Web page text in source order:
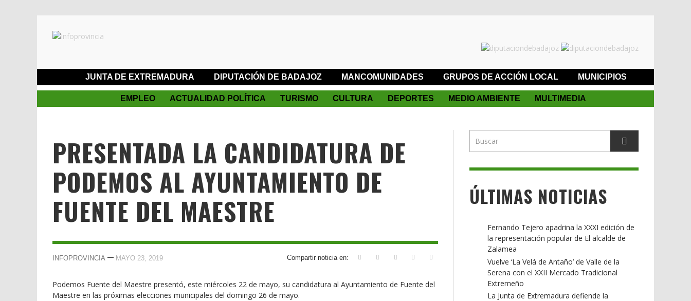
JUNTA DE EXTREMADURA DIPUTACIÓN DE BADAJOZ MANCOMUNIDADES GRUPOS DE ACCIÓN LOCAL MUNICIPIOS
EMPLEO ACTUALIDAD POLÍTICA TURISMO CULTURA DEPORTES MEDIO AMBIENTE MULTIMEDIA
PRESENTADA LA CANDIDATURA DE
PODEMOS AL AYUNTAMIENTO DE
FUENTE DEL MAESTRE
Compartir noticia en:
INFOPROVINCIA — MAYO 23, 2019
Podemos Fuente del Maestre presentó, este miércoles 22 de mayo, su candidatura al Ayuntamiento de Fuente del
Maestre en las próximas elecciones municipales del domingo 26 de mayo.
ÚLTIMAS NOTICIAS
Fernando Tejero apadrina la XXXI edición de
la representación popular de El alcalde de
Zalamea
Vuelve ‘La Velá de Antaño’ de Valle de la
Serena con el XXII Mercado Tradicional
Extremeño
La Junta de Extremadura defiende la